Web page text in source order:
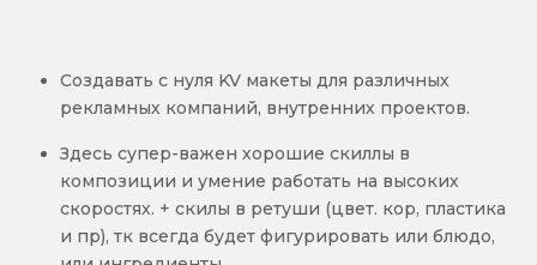
Создавать с нуля KV макеты для различных
рекламных компаний, внутренних проектов.
Здесь супер-важен хорошие скиллы в
композиции и умение работать на высоких
скоростях. + скилы в ретуши (цвет. кор, пластика
и пр), тк всегда будет фигурировать или блюдо,